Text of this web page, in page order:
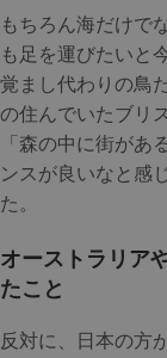
もちろん海だけで
も足を運びたいと
覚まし代わりの鳥
の住んでいたブリ
「森の中に街があ
ンスが良いなと感
た。
オーストラリア
たこと
反対に、日本の方